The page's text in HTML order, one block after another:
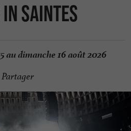
Saintes
au dimanche 16 août 2026
Partager